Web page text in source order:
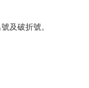
及破折號。